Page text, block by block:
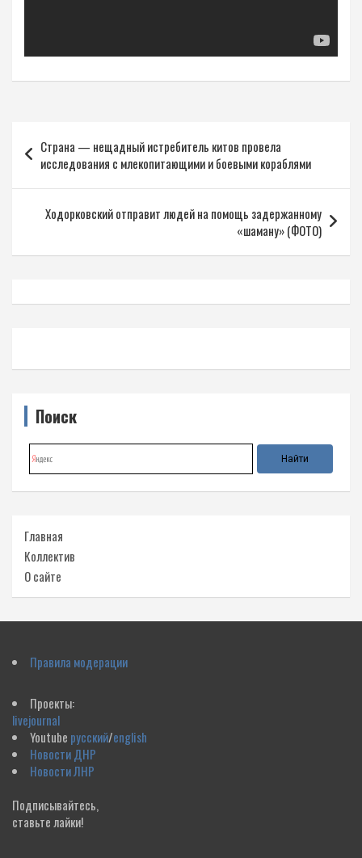
по
записям
Страна — нещадный истребитель китов провела
исследования с млекопитающими и боевыми кораблями
Ходорковский отправит людей на помощь задержанному
«шаману» (ФОТО)
Поиск
Главная
Коллектив
О сайте
Правила модерации
Проекты:
livejournal
Youtube русский/english
Новости ДНР
Новости ЛНР
Подписывайтесь,
ставьте лайки!